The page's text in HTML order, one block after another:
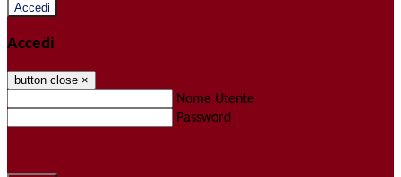
Accedi
Accedi
button close ×
Nome Utente
Password